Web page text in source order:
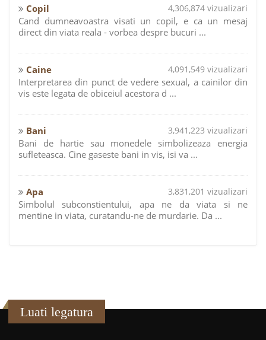
Copil 4,306,874 vizualizari
Cand dumneavoastra visati un copil, e ca un mesaj
direct din viata reala - vorbea despre bucuri ...
Caine 4,091,549 vizualizari
Interpretarea din punct de vedere sexual, a cainilor din
vis este legata de obiceiul acestora d ...
Bani 3,941,223 vizualizari
Bani de hartie sau monedele simbolizeaza energia
sufleteasca. Cine gaseste bani in vis, isi va ...
Apa 3,831,201 vizualizari
Simbolul subconstientului, apa ne da viata si ne
mentine in viata, curatandu-ne de murdarie. Da ...
Luati legatura